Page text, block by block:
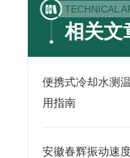
TECHNICAL
相关文
便携式冷却水测
用指南
安徽春辉振动速